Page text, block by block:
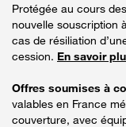
Protégée au cours
nouvelle souscription
cas de résiliation
cession. En savoir
Offres soumises à
valables en France
couverture, avec